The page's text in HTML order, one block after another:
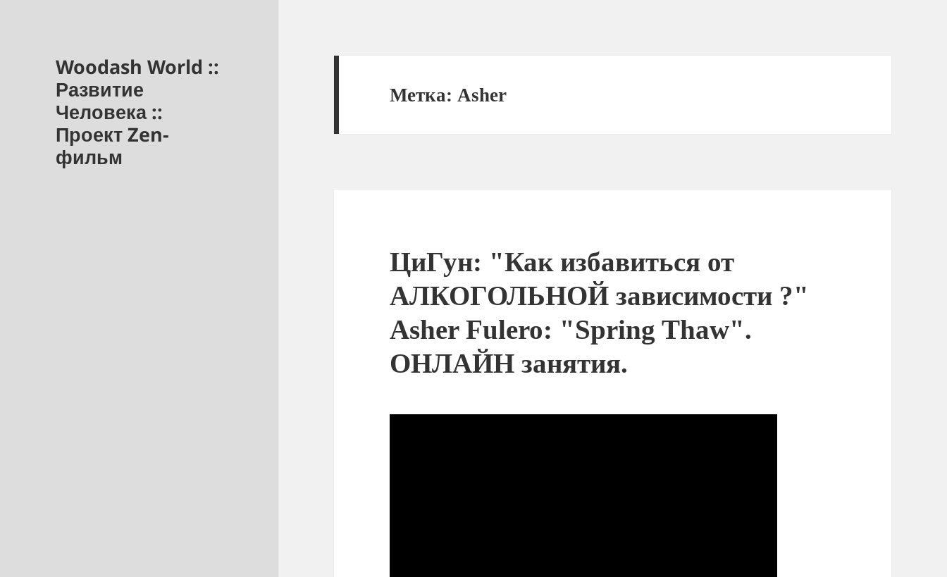
Woodash World ::
Развитие
Человека ::
Проект Zen-
фильм
Метка: Asher
ЦиГун: "Как избавиться от
АЛКОГОЛЬНОЙ зависимости ?"
Asher Fulero: "Spring Thaw".
ОНЛАЙН занятия.